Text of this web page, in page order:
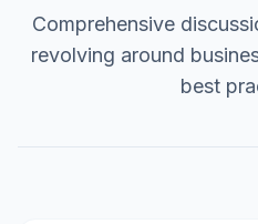
Comprehensive
revolving around
best